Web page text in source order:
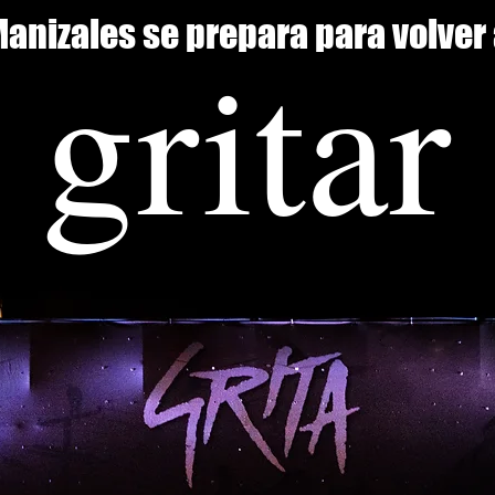
se prepara para volver
gritar